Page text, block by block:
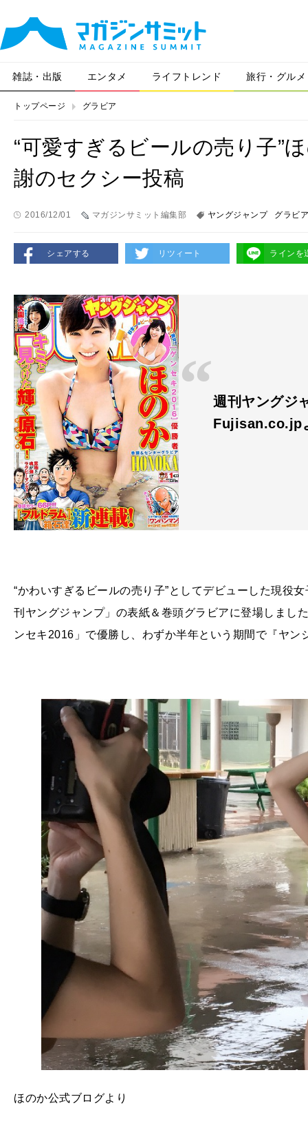
雑誌・出版 エンタメ ライフトレンド 旅行・グルメ
トップページ グラビア
“可愛すぎるビールの売り子”
謝のセクシー投稿
2016/12/01 マガジンサミット編集部 ヤングジャンプ グラビア
シェアする リツィート ラインを
週刊ヤングジ
Fujisan.co.jp
“かわいすぎるビールの売り子”としてデビューした現役
刊ヤングジャンプ」の表紙＆巻頭グラビアに登場しまし
ンセキ2016」で優勝し、わずか半年という期間で『ヤン
ほのか公式ブログより